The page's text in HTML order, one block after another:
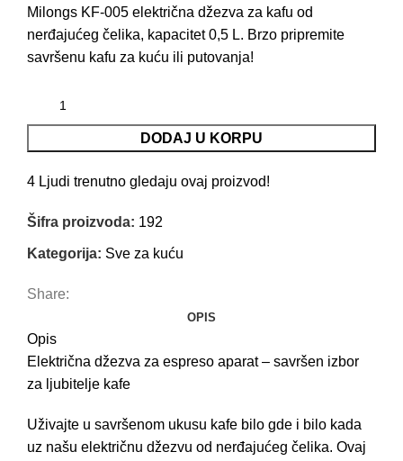
Milongs KF-005 električna džezva za kafu od
nerđajućeg čelika, kapacitet 0,5 L. Brzo pripremite
savršenu kafu za kuću ili putovanja!
DODAJ U KORPU
4 Ljudi trenutno gledaju ovaj proizvod!
Šifra proizvoda: 192
Kategorija: Sve za kuću
Share:
OPIS
Opis
Električna džezva za espreso aparat – savršen izbor
za ljubitelje kafe
Uživajte u savršenom ukusu kafe bilo gde i bilo kada
uz našu električnu džezvu od nerđajućeg čelika. Ovaj